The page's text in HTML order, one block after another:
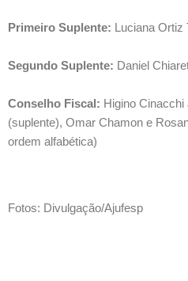
Primeiro Suplente: Luciana Ortiz
Segundo Suplente: Daniel
Conselho Fiscal: Higino Cinacchi
(suplente), Omar Chamon e
ordem alfabética)
Fotos: Divulgação/Ajufesp